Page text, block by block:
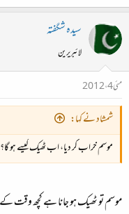
سیدہ شگفتہ
لائبریرین
مئی 4، 2012
شمشاد نے کہا:
موسم خراب کر دیا، اب ٹھیک کیسے ہو گا؟
موسم تو ٹھیک ہو جانا ہے کچھ وقت کے